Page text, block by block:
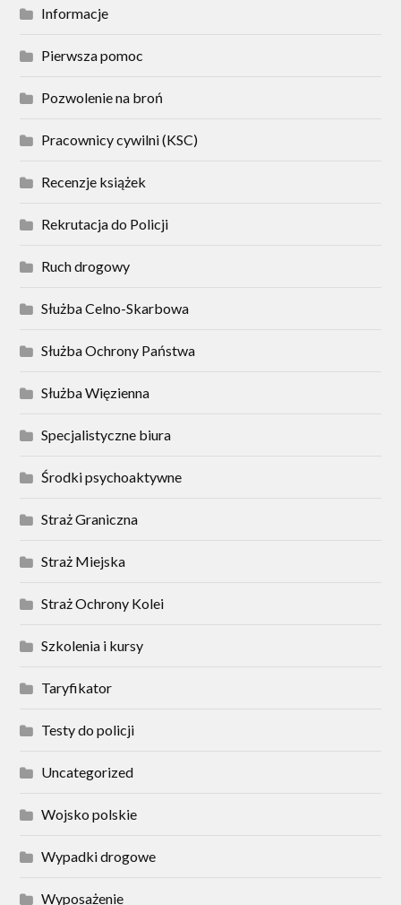
Informacje
Pierwsza pomoc
Pozwolenie na broń
Pracownicy cywilni (KSC)
Recenzje książek
Rekrutacja do Policji
Ruch drogowy
Służba Celno-Skarbowa
Służba Ochrony Państwa
Służba Więzienna
Specjalistyczne biura
Środki psychoaktywne
Straż Graniczna
Straż Miejska
Straż Ochrony Kolei
Szkolenia i kursy
Taryfikator
Testy do policji
Uncategorized
Wojsko polskie
Wypadki drogowe
Wyposażenie